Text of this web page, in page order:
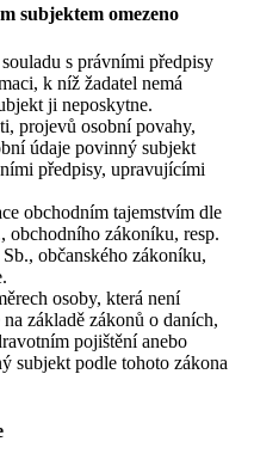
subjektem omezeno
s právními předpisy
k níž žadatel nemá
ji neposkytne.
projevů osobní povahy,
údaje povinný subjekt
předpisy, upravujícími
obchodním tajemstvím dle
obchodního zákoníku, resp.
občanského zákoníku,
osoby, která není
základě zákonů o daních,
pojištění anebo
subjekt podle tohoto zákona